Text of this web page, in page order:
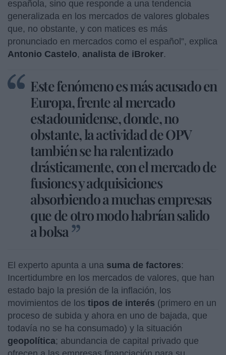
española, sino que responde a una tendencia
generalizada en los mercados de valores globales
que, no obstante, y con matices es más
pronunciado en mercados como el español”, explica
Antonio Castelo, analista de iBroker.
Este fenómeno es más acusado en
Europa, frente al mercado
estadounidense, donde, no
obstante, la actividad de OPV
también se ha ralentizado
drásticamente, con el mercado de
fusiones y adquisiciones
absorbiendo a muchas empresas
que de otro modo habrían salido
a bolsa
El experto apunta a una suma de factores:
Incertidumbre en los mercados de valores, que han
estado bajo la presión de la inflación, los
movimientos de los tipos de interés (primero en un
proceso de subida y ahora en uno de bajada, que
todavía no se ha consumado) y la situación
geopolítica; abundancia de capital privado que